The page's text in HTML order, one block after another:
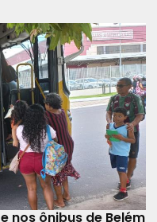
nos ônibus de Belém